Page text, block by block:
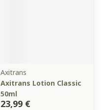
Axitrans
Axitrans Lotion Classic
50ml
23,99 €